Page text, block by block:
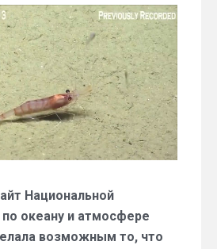
скрывается
в
глубинах
океана
Национальной
океану и атмосфере
возможным то, что